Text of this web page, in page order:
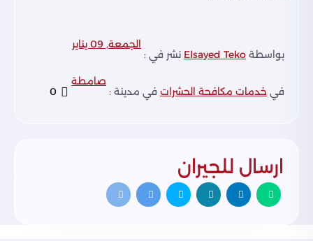
بواسطة Elsayed Teko نشر في :
الجمعة, 09 يناير
في خدمات مكافحة الحشرات في مدينة :
صامطة
0
ارسال للجيران